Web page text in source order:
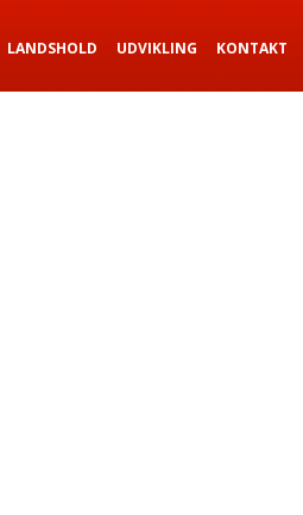
LANDSHOLD UDVIKLING KONTAKT